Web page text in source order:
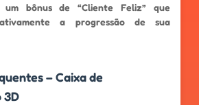
um bônus de “Cliente Feliz” que
a progressão de sua
– Caixa de
3D